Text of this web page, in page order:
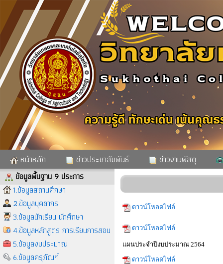
หน้าหลัก ข่าวประชาสัมพันธ์ ข่าวงานพัสดุ
ข้อมูลพื้นฐาน 9 ประการ
1.ข้อมูลสถานศึกษา
2.ข้อมูลบุคลากร
3.ข้อมูลนักเรียน นักศึกษา
4.ข้อมูลหลักสูตร การเรียนการสอน
5.ข้อมูลงบประมาณ
6.ข้อมูลครุภัณฑ์
ดาวน์โหลดไฟล์
ดาวน์โหลดไฟล์
แผนประจำปีงบประมาณ 2564
ดาวน์โหลดไฟล์